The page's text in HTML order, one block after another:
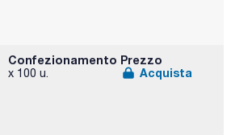
Confezionamento
x 100 u.
Prezzo
Acquista